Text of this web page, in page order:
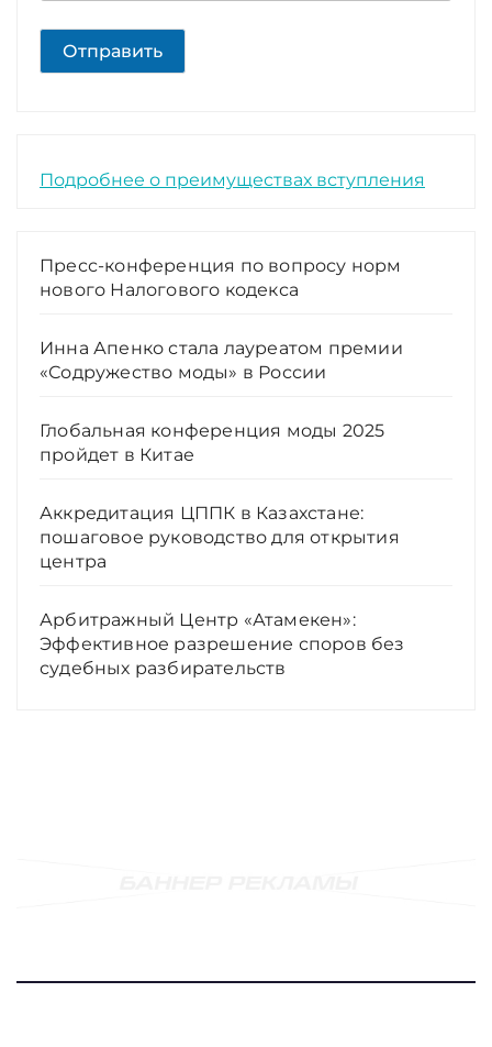
Отправить
Подробнее о преимуществах вступления
Пресс-конференция по вопросу норм
нового Налогового кодекса
Инна Апенко стала лауреатом премии
«Содружество моды» в России
Глобальная конференция моды 2025
пройдет в Китае
Аккредитация ЦППК в Казахстане:
пошаговое руководство для открытия
центра
Арбитражный Центр «Атамекен»:
Эффективное разрешение споров без
судебных разбирательств